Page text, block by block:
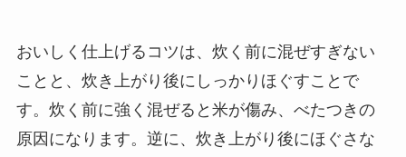
おいしく仕上げるコツは、炊く前に混ぜすぎない
ことと、炊き上がり後にしっかりほぐすことで
す。炊く前に強く混ぜると米が傷み、べたつきの
原因になります。逆に、炊き上がり後にほぐさな